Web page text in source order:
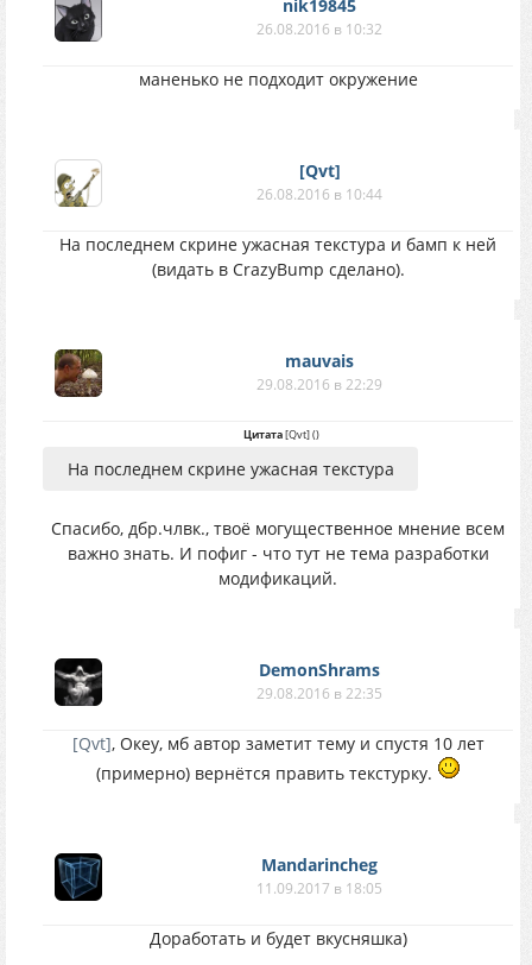
nik19845
26.08.2016 в 10:32
маненько не подходит окружение
[Qvt]
26.08.2016 в 10:44
На последнем скрине ужасная текстура и бамп к ней
(видать в CrazyBump сделано).
mauvais
29.08.2016 в 22:29
Цитата[Qvt]()
На последнем скрине ужасная текстура
Спасибо, дбр.члвк., твоё могущественное мнение всем
важно знать. И пофиг - что тут не тема разработки
модификаций.
DemonShrams
29.08.2016 в 22:35
[Qvt], Океу, мб автор заметит тему и спустя 10 лет
(примерно) вернётся править текстурку.
Mandarincheg
11.09.2017 в 18:05
Доработать и будет вкусняшка)